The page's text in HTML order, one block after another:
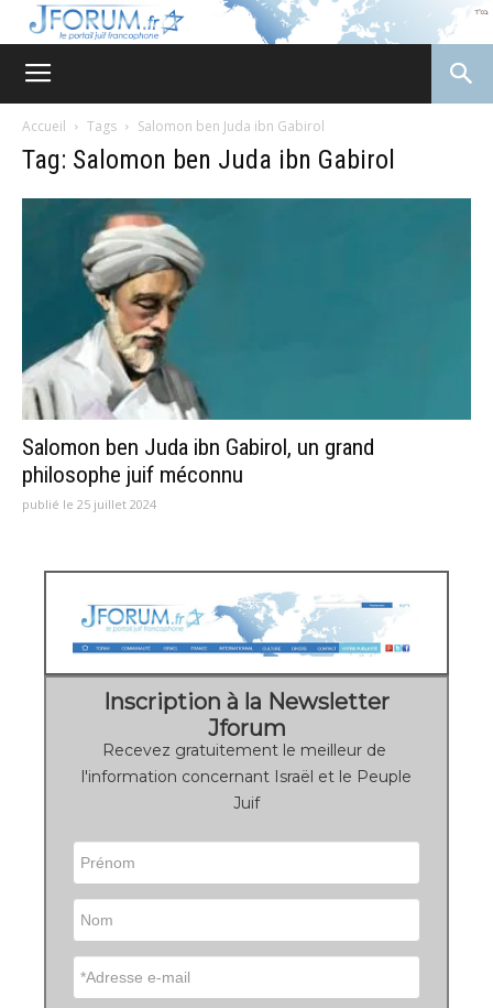
Accueil Tags Salomon ben Juda ibn Gabirol
Tag: Salomon ben Juda ibn Gabirol
Salomon ben Juda ibn Gabirol, un grand
philosophe juif méconnu
publié le 25 juillet 2024
Inscription à la Newsletter
Jforum
Recevez gratuitement le meilleur de
l'information concernant Israël et le Peuple
Juif